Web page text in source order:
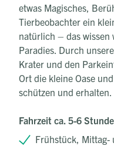
etwas Magisches,
Tierbeobachter ein
natürlich – das wissen
Paradies. Durch
Krater und den
Ort die kleine Oase
schützen und erhalten.
Fahrzeit ca. 5-6
Frühstück, Mittag-